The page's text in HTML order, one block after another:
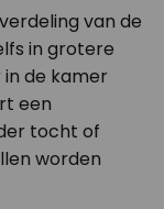
van de
in grotere
de kamer
een
tocht of
worden